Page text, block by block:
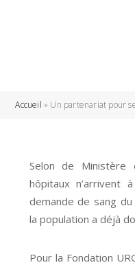
Accueil » Un partenariat pour
Selon de Ministère
hôpitaux n’arrivent
demande de sang
la population a déjà
Pour la Fondation